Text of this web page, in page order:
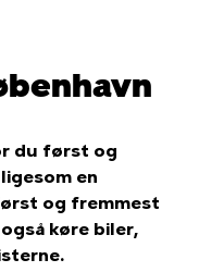
du først og
en
og fremmest
køre biler,